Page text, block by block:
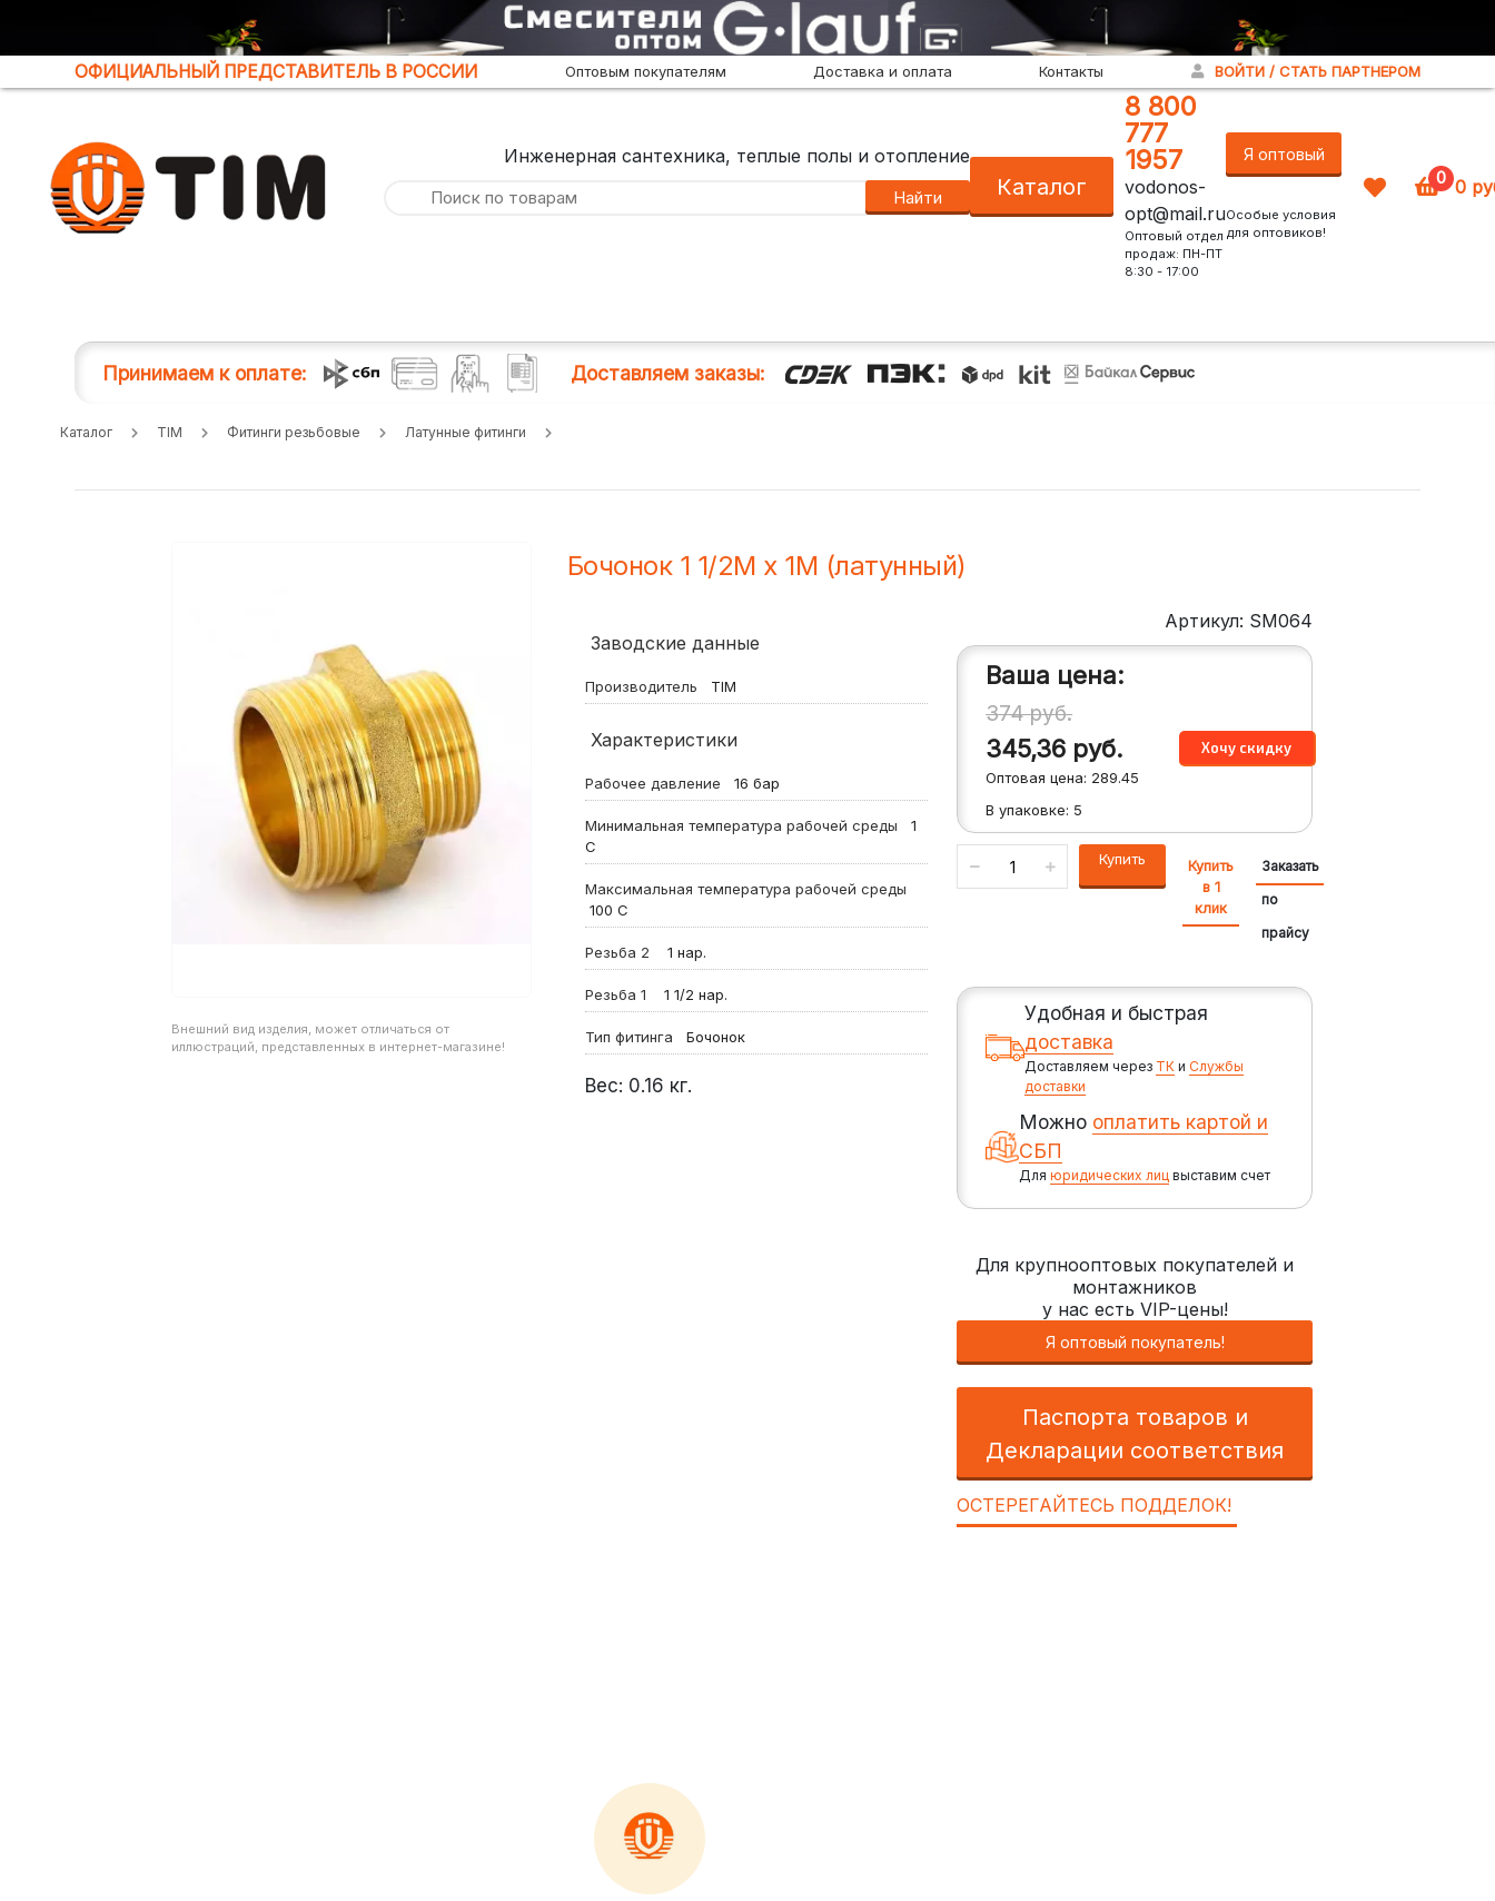
ОФИЦИАЛЬНЫЙ ПРЕДСТАВИТЕЛЬ В РОССИИ Оптовым покупателям Доставка и оплата Контакты ВОЙТИ / СТАТЬ ПАРТНЕРОМ
Инженерная сантехника, теплые полы и отопление
Найти Каталог
8 800
777
1957
vodonos-
opt@mail.ru
Оптовый отдел
продаж: ПН-ПТ
8:30 - 17:00
Я оптовый
Особые условия
для оптовиков!
0 0
Принимаем к оплате: Доставляем заказы:
Каталог TIM Фитинги резьбовые Латунные фитинги
Внешний вид изделия, может отличаться от
иллюстраций, представленных в интернет-магазине!
Бочонок 1 1/2M х 1M (латунный)
Заводские данные
Производитель TIM
Характеристики
Рабочее давление 16 бар
Минимальная температура рабочей среды
1
С
Максимальная температура рабочей среды
100 С
Резьба 2 1 нар.
Резьба 1 1 1/2 нар.
Тип фитинга Бочонок
Вес: 0.16 кг.
Артикул: SM064
Ваша цена:
374руб.
345,36 руб.
Оптовая цена: 289.45
В упаковке: 5
Купить
Купить
в 1
клик
Заказать
по
прайсу
Удобная и быстрая
доставка
Доставляем через ТКи Службы
доставки
Можно оплатить картой и
СБП
Для юридических лицвыставим счет
Для крупнооптовых покупателей и
монтажников
у нас есть VIP-цены!
Я оптовый покупатель!
Паспорта товаров и
Декларации соответствия
ОСТЕРЕГАЙТЕСЬ ПОДДЕЛОК!